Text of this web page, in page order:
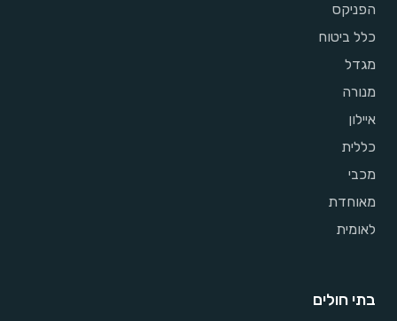
הפניקס
כלל ביטוח
מגדל
מנורה
איילון
כללית
מכבי
מאוחדת
לאומית
בתי חולים